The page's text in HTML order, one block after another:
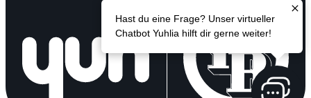
Hast du eine Frage? Unser virtueller
Chatbot Yuhlia hilft dir gerne weiter!